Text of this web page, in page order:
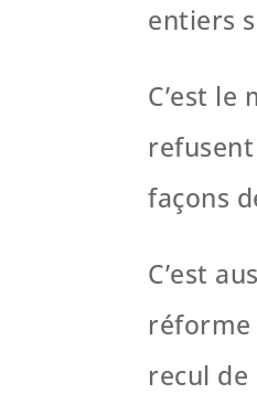
entiers
C’est
façons
C’est
réforme
recul